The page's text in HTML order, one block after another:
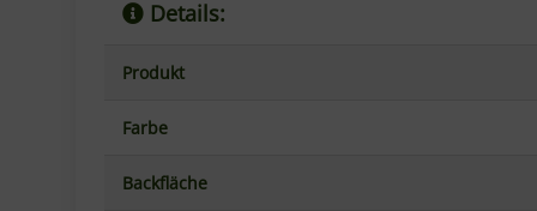
Produkt
Farbe
Backfläche
Backboden